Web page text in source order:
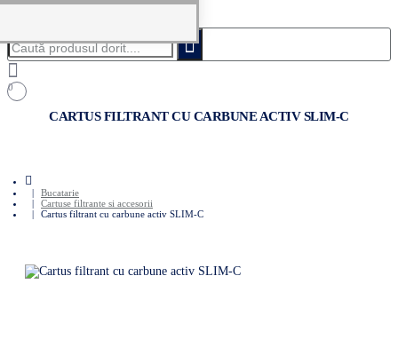
produsul
dorit....
0
CARTUS FILTRANT CU CARBUNE ACTIV SLIM-C
Bucatarie
Cartuse filtrante si accesorii
Cartus filtrant cu carbune activ SLIM-C